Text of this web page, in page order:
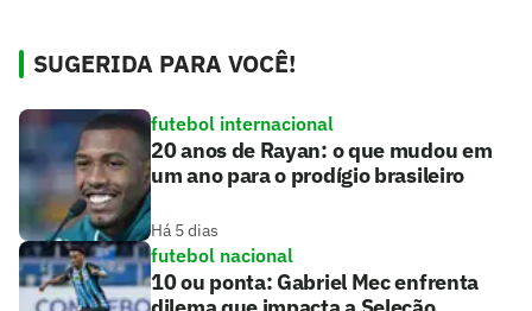
SUGERIDA PARA VOCÊ!
futebol internacional
20 anos de Rayan: o que mudou em
um ano para o prodígio brasileiro
Há 5 dias
futebol nacional
10 ou ponta: Gabriel Mec enfrenta